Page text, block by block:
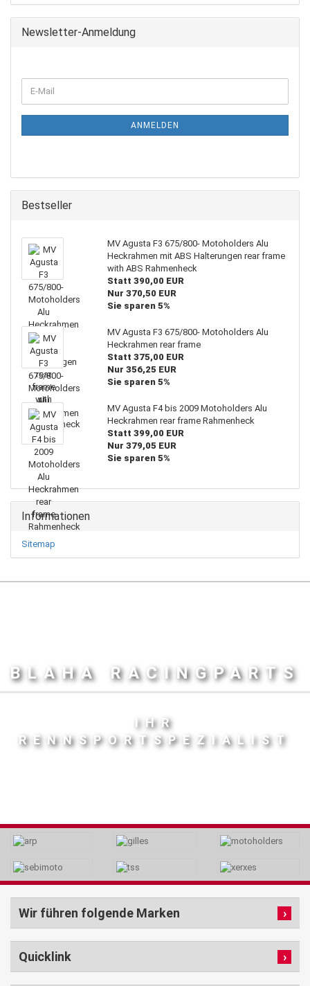
Newsletter-Anmeldung
ZUR
E-
Mail
ANMELDEN
Bestseller
MV Agusta F3 675/800- Motoholders Alu
Heckrahmen mit ABS Halterungen rear frame
with ABS Rahmenheck
Statt 390,00 EUR
Nur 370,50 EUR
Sie sparen 5%
MV Agusta F3 675/800- Motoholders Alu
Heckrahmen rear frame
Statt 375,00 EUR
Nur 356,25 EUR
Sie sparen 5%
MV Agusta F4 bis 2009 Motoholders Alu
Heckrahmen rear frame Rahmenheck
Statt 399,00 EUR
Nur 379,05 EUR
Sie sparen 5%
Informationen
Sitemap
BLAHA RACINGPARTS
IHR
RENNSPORTSPEZIALIST
Wir führen folgende Marken
Quicklink